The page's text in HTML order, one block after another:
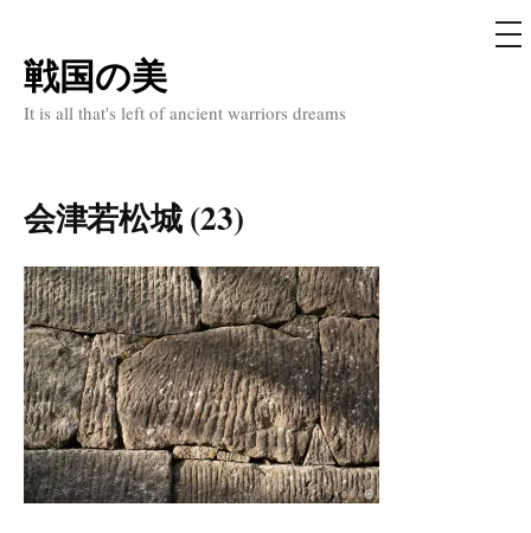
コ
ン
ツ
へ
ス
キ
ッ
プ
戦国の美
It is all that's left of ancient warriors dreams
メ
ニ
会津若松城 (23)